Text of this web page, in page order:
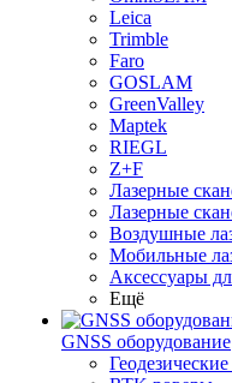
Leica
Trimble
Faro
GOSLAM
GreenValley
Maptek
RIEGL
Z+F
Лазерные
Лазерные
Воздушные
Мобильные
Аксессуары
Ещё
GNSS оборудование